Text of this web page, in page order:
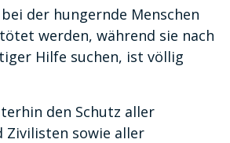
der hungernde Menschen
werden, während sie nach
Hilfe suchen, ist völlig
den Schutz aller
Zivilisten sowie aller